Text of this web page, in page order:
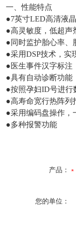
一、性能特点
●7英寸LED高清液
●高灵敏度，低超声
●同时监护胎心率、
●采用DSP技术，实
●医生事件汉字标注
●具有自动诊断功能
●按照孕妇ID号进行
●高寿命宽行热阵列
●采用编码盘操作，
●多种报警功能
产品：
您的单位：